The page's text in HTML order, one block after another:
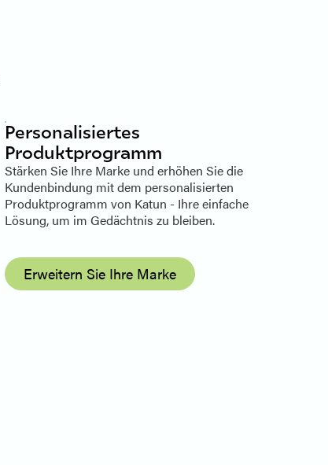
Personalisiertes
Produktprogramm
Stärken Sie Ihre Marke und erhöhen Sie die
Kundenbindung mit dem personalisierten
Produktprogramm von Katun - Ihre einfache
Lösung, um im Gedächtnis zu bleiben.
Erweitern Sie Ihre Marke